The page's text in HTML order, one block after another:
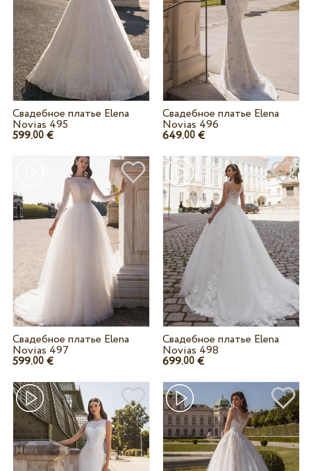
Свадебное платье Elena
Novias 495
599.00€
Свадебное платье Elena
Novias 496
649.00 €
Свадебное платье Elena
Novias 497
599.00€
Свадебное платье Elena
Novias 498
699.00 €